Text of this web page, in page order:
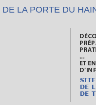
LA PORTE DU